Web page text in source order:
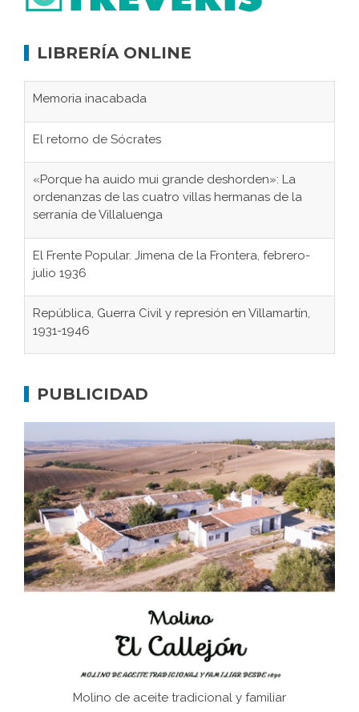
LIBRERÍA ONLINE
Memoria inacabada
El retorno de Sócrates
«Porque ha auido mui grande deshorden»: La
ordenanzas de las cuatro villas hermanas de la
serranía de Villaluenga
El Frente Popular. Jimena de la Frontera, febrero-
julio 1936
República, Guerra Civil y represión en Villamartín,
1931-1946
concentración nazis
Bornos
El Frente Popular. Ubrique, febrero-julio 1936
Juntar las letras. La alfabetización en el campo: del
afán de saber a la autogestión
Historia y vivencias del poblado de Los Hurones
PUBLICIDAD
Molino de aceite tradicional y familiar